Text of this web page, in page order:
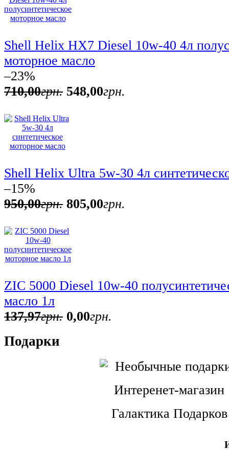
Shell Helix HX7 Diesel 10w-40 4л
моторное масло
–23%
710,00грн. 548,00грн.
Shell Helix Ultra 5w-30 4л
–15%
950,00грн. 805,00грн.
ZIC 5000 Diesel 10w-40
масло 1л
137,97грн. 0,00грн.
Подарки
Интеренет-магазин
Галактика Подарков